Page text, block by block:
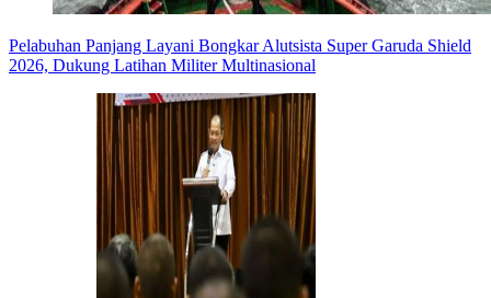
Pelabuhan Panjang Layani Bongkar Alutsista Super Garuda Shield
2026, Dukung Latihan Militer Multinasional